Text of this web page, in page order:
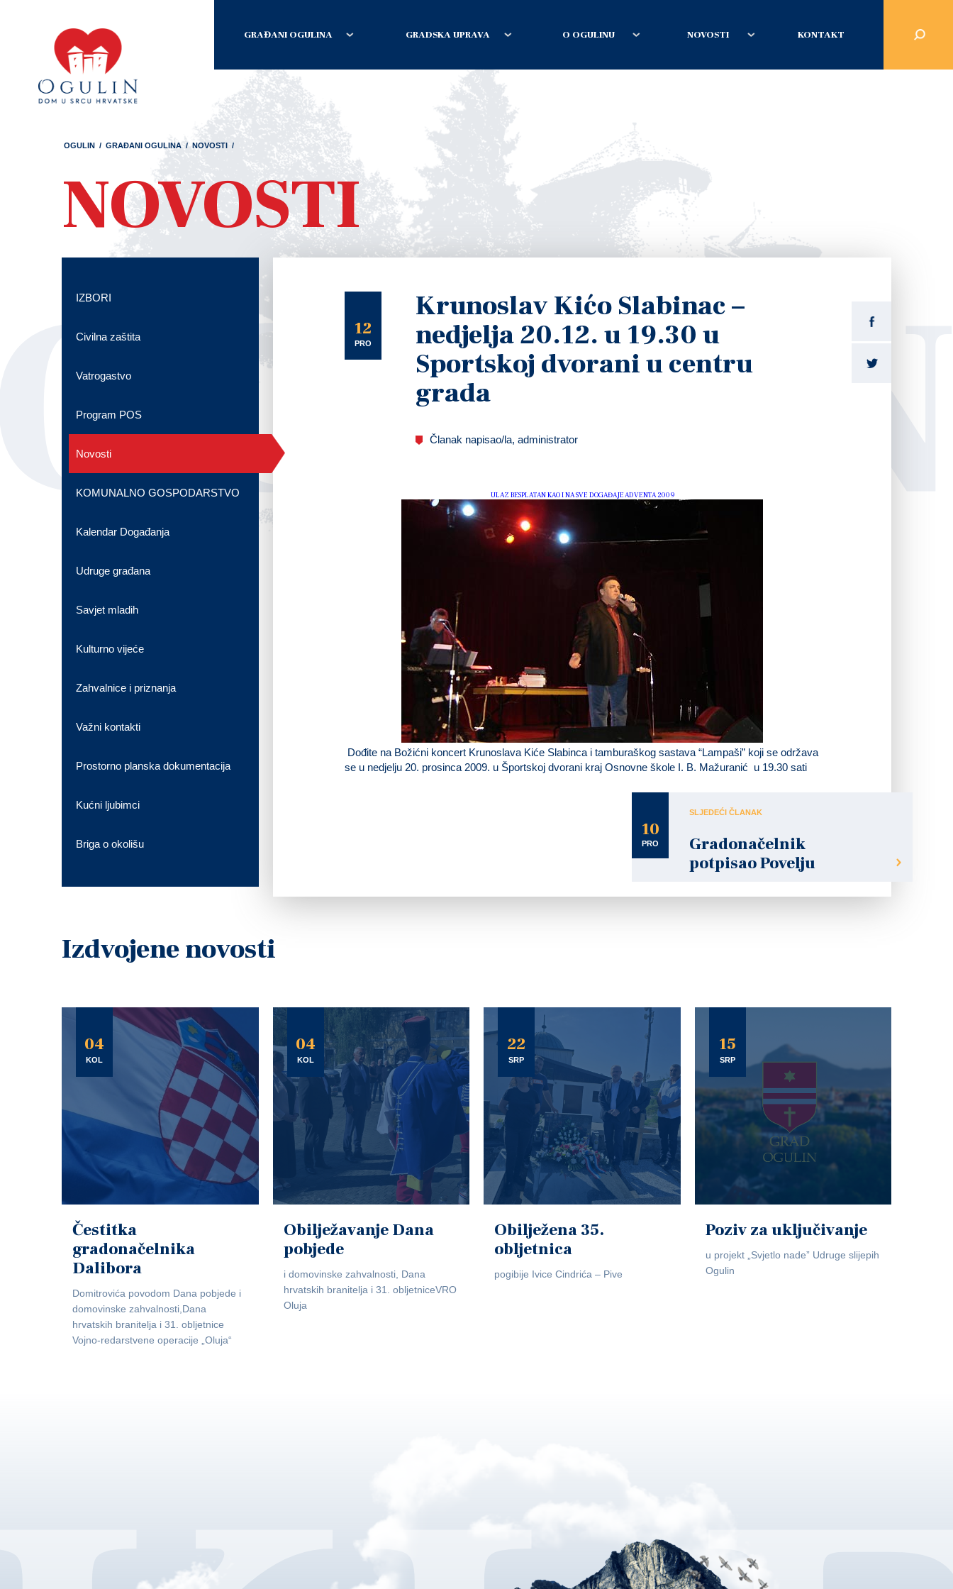
GRAĐANI OGULINA GRADSKA UPRAVA O OGULINU NOVOSTI KONTAKT
OGULIN / GRAĐANI OGULINA / NOVOSTI /
NOVOSTI
12
PRO
Krunoslav Kićo Slabinac –
nedjelja 20.12. u 19.30 u
Sportskoj dvorani u centru
grada
Članak napisao/la, administrator
ULAZ BESPLATAN KAO I NA SVE DOGAĐAJE ADVENTA 2009
Dođite na Božićni koncert Krunoslava Kiće Slabinca i tamburaškog sastava “Lampaši” koji se održava
se u nedjelju 20. prosinca 2009. u Športskoj dvorani kraj Osnovne škole I. B. Mažuranić u 19.30 sati
10
PRO
SLJEDEĆI ČLANAK
Gradonačelnik
potpisao Povelju
IZBORI
Civilna zaštita
Vatrogastvo
Program POS
Novosti
KOMUNALNO GOSPODARSTVO
Kalendar Događanja
Udruge građana
Savjet mladih
Kulturno vijeće
Zahvalnice i priznanja
Važni kontakti
Prostorno planska dokumentacija
Kućni ljubimci
Briga o okolišu
Izdvojene novosti
04
KOL
Čestitka
gradonačelnika
Dalibora
Domitrovića povodom Dana pobjede i
domovinske zahvalnosti,Dana
hrvatskih branitelja i 31. obljetnice
Vojno-redarstvene operacije „Oluja“
04
KOL
Obilježavanje Dana
pobjede
i domovinske zahvalnosti, Dana
hrvatskih branitelja i 31. obljetniceVRO
Oluja
22
SRP
Obilježena 35.
obljetnica
pogibije Ivice Cindrića – Pive
15
SRP
Poziv za uključivanje
u projekt „Svjetlo nade” Udruge slijepih
Ogulin